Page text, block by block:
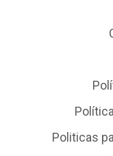
Politicas